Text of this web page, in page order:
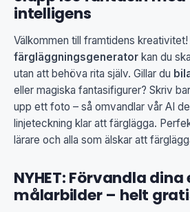
intelligens
Välkommen till framtidens
färgläggningsgenerator kan du
utan att behöva rita själv. Gillar du
eller magiska fantasifigurer? Skriv
upp ett foto – så omvandlar vår AI
linjeteckning klar att färglägga.
lärare och alla som älskar att
NYHET: Förvandla
målarbilder – helt